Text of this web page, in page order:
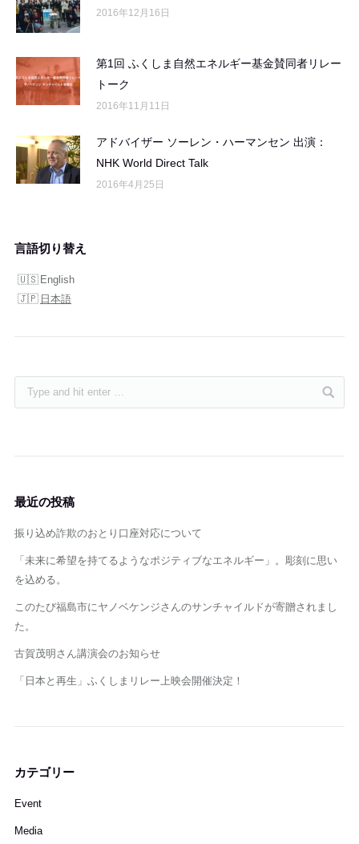
2016年12月16日
第1回 ふくしま自然エネルギー基金賛同者リレー
トーク
2016年11月11日
アドバイザー ソーレン・ハーマンセン 出演：
NHK World Direct Talk
2016年4月25日
言語切り替え
English
日本語
最近の投稿
振り込め詐欺のおとり口座対応について
「未来に希望を持てるようなポジティブなエネルギー」。彫刻に思い
を込める。
このたび福島市にヤノベケンジさんのサンチャイルドが寄贈されまし
た。
古賀茂明さん講演会のお知らせ
「日本と再生」ふくしまリレー上映会開催決定！
カテゴリー
Event
Media